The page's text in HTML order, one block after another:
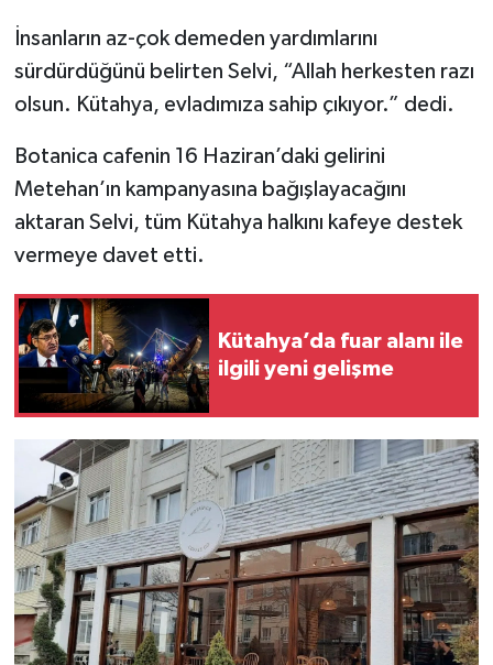
İnsanların az-çok demeden yardımlarını
sürdürdüğünü belirten Selvi, “Allah herkesten razı
olsun. Kütahya, evladımıza sahip çıkıyor.” dedi.
Botanica cafenin 16 Haziran’daki gelirini
Metehan’ın kampanyasına bağışlayacağını
aktaran Selvi, tüm Kütahya halkını kafeye destek
vermeye davet etti.
Kütahya’da fuar alanı ile
ilgili yeni gelişme
Hisarcık
İlçeler
Kültür Sanat
Magazin
Otomobil
Pazarlar
Politika
Resmi İlan
Rüya Tabirleri